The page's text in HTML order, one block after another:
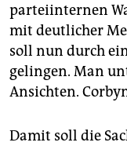
parteiinternen
mit deutlicher
soll nun durch
gelingen. Man
Ansichten.
Damit soll die